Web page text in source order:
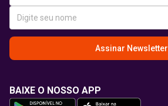
Assinar Newsletter
BAIXE O NOSSO APP